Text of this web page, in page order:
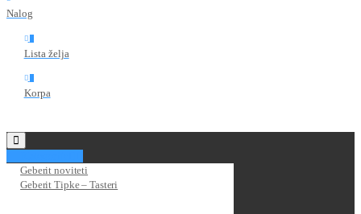
Nalog
Lista želja
Korpa
Geberit noviteti
Geberit Tipke – Tasteri